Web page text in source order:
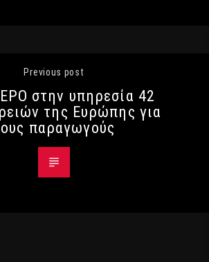
Previous post
στην υπηρεσία 42
της Ευρώπης για
παραγωγούς